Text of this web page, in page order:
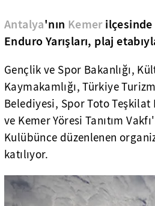
Antalya'nın Kemerilçesinde
Enduro Yarışları, plaj
Gençlik ve Spor Bakanlığı,
Kaymakamlığı, Türkiye
Belediyesi, Spor Toto Teşkilat
ve Kemer Yöresi Tanıtım
Kulübünce düzenlenen
katılıyor.